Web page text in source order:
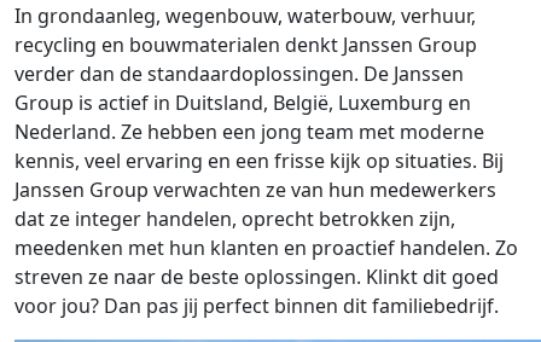
In grondaanleg, wegenbouw, waterbouw, verhuur,
recycling en bouwmaterialen denkt Janssen Group
verder dan de standaardoplossingen. De Janssen
Group is actief in Duitsland, België, Luxemburg en
Nederland. Ze hebben een jong team met moderne
kennis, veel ervaring en een frisse kijk op situaties. Bij
Janssen Group verwachten ze van hun medewerkers
dat ze integer handelen, oprecht betrokken zijn,
meedenken met hun klanten en proactief handelen. Zo
streven ze naar de beste oplossingen. Klinkt dit goed
voor jou? Dan pas jij perfect binnen dit familiebedrijf.